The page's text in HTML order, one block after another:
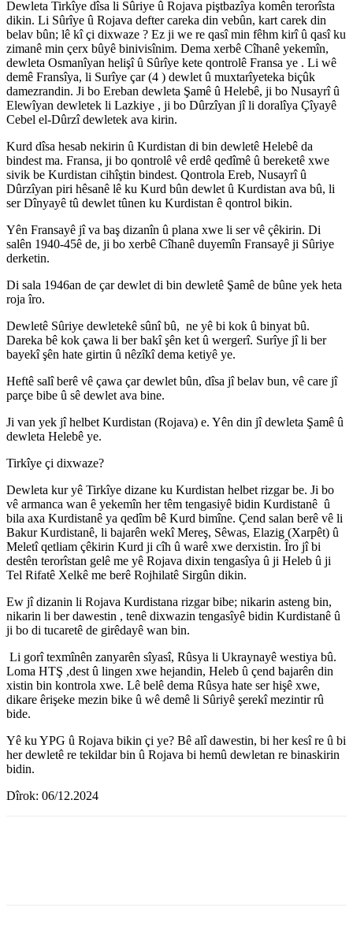
Dewleta Tirkîye dîsa li Sûriye û Rojava piştbazîya komên terorîsta
dikin. Li Sûrîye û Rojava defter careka din vebûn, kart carek din
belav bûn; lê kî çi dixwaze ? Ez ji we re qasî min fêhm kirî û qasî ku
zimanê min çerx bûyê binivisînim. Dema xerbê Cîhanê yekemîn,
dewleta Osmanîyan helişî û Sûrîye kete qontrolê Fransa ye . Li wê
demê Fransîya, li Surîye çar (4 ) dewlet û muxtarîyeteka biçûk
damezrandin. Ji bo Ereban dewleta Şamê û Helebê, ji bo Nusayrî û
Elewîyan dewletek li Lazkiye , ji bo Dûrzîyan jî li doralîya Çîyayê
Cebel el-Dûrzî dewletek ava kirin.
Kurd dîsa hesab nekirin û Kurdistan di bin dewletê Helebê da
bindest ma. Fransa, ji bo qontrolê vê erdê qedîmê û bereketê xwe
sivik be Kurdistan cihîştin bindest. Qontrola Ereb, Nusayrî û
Dûrzîyan piri hêsanê lê ku Kurd bûn dewlet û Kurdistan ava bû, li
ser Dînyayê tû dewlet tûnen ku Kurdistan ê qontrol bikin.
Yên Fransayê jî va baş dizanîn û plana xwe li ser vê çêkirin. Di
salên 1940-45ê de, ji bo xerbê Cîhanê duyemîn Fransayê ji Sûriye
derketin.
Di sala 1946an de çar dewlet di bin dewletê Şamê de bûne yek heta
roja îro.
Dewletê Sûriye dewletekê sûnî bû, ne yê bi kok û binyat bû.
Dareka bê kok çawa li ber bakî şên ket û wergerî. Surîye jî li ber
bayekî şên hate girtin û nêzîkî dema ketiyê ye.
Heftê salî berê vê çawa çar dewlet bûn, dîsa jî belav bun, vê care jî
parçe bibe û sê dewlet ava bine.
Ji van yek jî helbet Kurdistan (Rojava) e. Yên din jî dewleta Şamê û
dewleta Helebê ye.
Tirkîye çi dixwaze?
Dewleta kur yê Tirkîye dizane ku Kurdistan helbet rizgar be. Ji bo
vê armanca wan ê yekemîn her têm tengasiyê bidin Kurdistanê û
bila axa Kurdistanê ya qedîm bê Kurd bimîne. Çend salan berê vê li
Bakur Kurdistanê, li bajarên wekî Mereş, Sêwas, Elazig (Xarpêt) û
Meletî qetliam çêkirin Kurd ji cîh û warê xwe derxistin. Îro jî bi
destên terorîstan gelê me yê Rojava dixin tengasîya û ji Heleb û ji
Tel Rifatê Xelkê me berê Rojhilatê Sirgûn dikin.
Ew jî dizanin li Rojava Kurdistana rizgar bibe; nikarin asteng bin,
nikarin li ber dawestin , tenê dixwazin tengasîyê bidin Kurdistanê û
ji bo di tucaretê de girêdayê wan bin.
Li gorî texmînên zanyarên sîyasî, Rûsya li Ukraynayê westiya bû.
Loma HTŞ ,dest û lingen xwe hejandin, Heleb û çend bajarên din
xistin bin kontrola xwe. Lê belê dema Rûsya hate ser hişê xwe,
dikare êrişeke mezin bike û wê demê li Sûriyê şerekî mezintir rû
bide.
Yê ku YPG û Rojava bikin çi ye? Bê alî dawestin, bi her kesî re û bi
her dewletê re tekildar bin û Rojava bi hemû dewletan re binaskirin
bidin.
Dîrok: 06/12.2024